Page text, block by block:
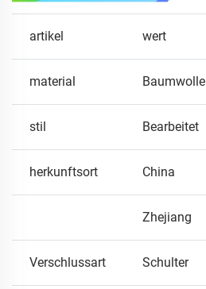
artikel wert
material Baumwolle
stil Bearbeitet
herkunftsort China
Zhejiang
Verschlussart Schulter